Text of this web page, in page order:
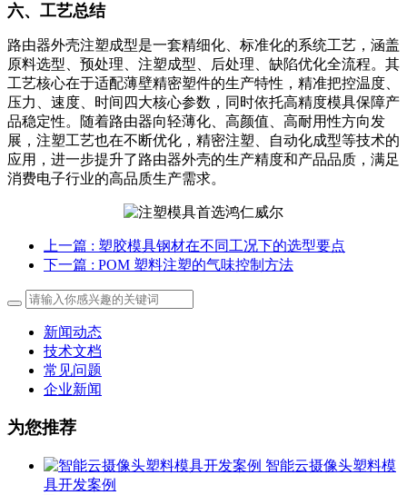
六、工艺总结
路由器外壳注塑成型是一套精细化、标准化的系统工艺，涵盖
原料选型、预处理、注塑成型、后处理、缺陷优化全流程。其
工艺核心在于适配薄壁精密塑件的生产特性，精准把控温度、
压力、速度、时间四大核心参数，同时依托高精度模具保障产
品稳定性。随着路由器向轻薄化、高颜值、高耐用性方向发
展，注塑工艺也在不断优化，精密注塑、自动化成型等技术的
应用，进一步提升了路由器外壳的生产精度和产品品质，满足
消费电子行业的高品质生产需求。
上一篇 : 塑胶模具钢材在不同工况下的选型要点
下一篇 : POM 塑料注塑的气味控制方法
新闻动态
技术文档
常见问题
企业新闻
为您推荐
智能云摄像头塑料模
具开发案例